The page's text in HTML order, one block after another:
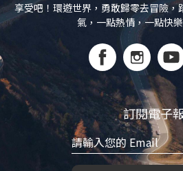
享受吧！環遊世界，勇敢歸零去冒險，
氣，一點熱情，一點快
訂閱電子